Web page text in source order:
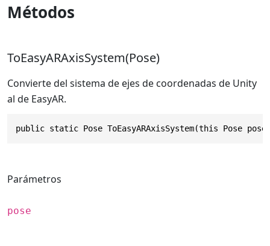
Métodos
ToEasyARAxisSystem(Pose)
Convierte del sistema de ejes de coordenadas de Unity
al de EasyAR.
public static Pose ToEasyARAxisSystem(this Pose
Parámetros
pose